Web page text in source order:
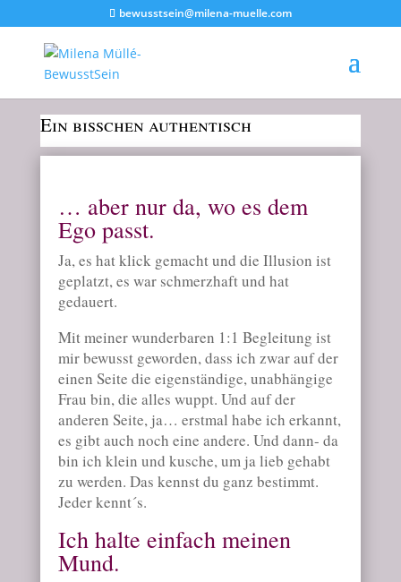
bewusstsein@milena-muelle.com
Ein bisschen authentisch
… aber nur da, wo es dem
Ego passt.
Ja, es hat klick gemacht und die Illusion ist
geplatzt, es war schmerzhaft und hat
gedauert.
Mit meiner wunderbaren 1:1 Begleitung ist
mir bewusst geworden, dass ich zwar auf der
einen Seite die eigenständige, unabhängige
Frau bin, die alles wuppt. Und auf der
anderen Seite, ja… erstmal habe ich erkannt,
es gibt auch noch eine andere. Und dann- da
bin ich klein und kusche, um ja lieb gehabt
zu werden. Das kennst du ganz bestimmt.
Jeder kennt´s.
Ich halte einfach meinen
Mund.